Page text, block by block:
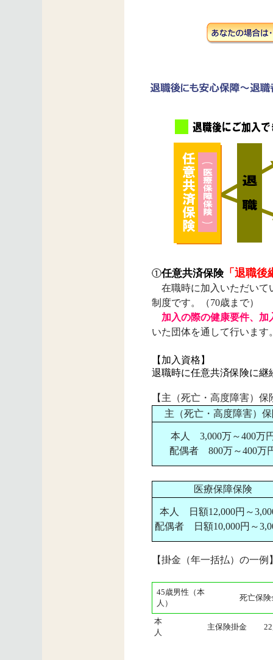
任意共済保険「退職後
在職時に加入いただいて
制度です。（70歳まで）
加入の際の健康要件、加
いた団体を通して行います
【加入資格】
退職時に任意共済保険に継
【主（死亡・高度障害）
主（死亡・高度障害）
本人 3,000万～400万
配偶者 800万～400万
医療保障保険
本人 日額12,000円～
配偶者 日額10,000円～
【掛金（年一括払）の一例
45歳男性（本
人）
死亡保険
本
人
主保険掛金